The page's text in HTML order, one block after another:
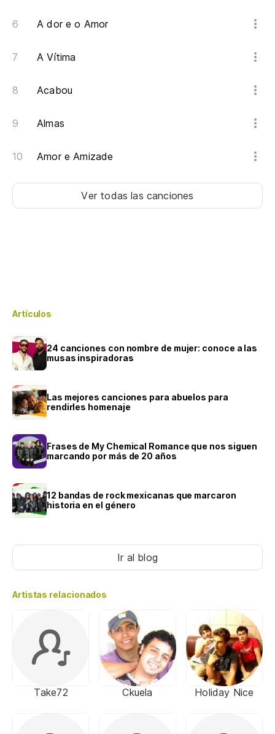
A dor e o Amor
A Vítima
Acabou
Almas
Amor e Amizade
Ver todas las canciones
Artículos
24 canciones con nombre de mujer: conoce a las
musas inspiradoras
Las mejores canciones para abuelos para
rendirles homenaje
Frases de My Chemical Romance que nos siguen
marcando por más de 20 años
12 bandas de rock mexicanas que marcaron
historia en el género
Ir al blog
Artistas relacionados
Take72 Ckuela Holiday Nice